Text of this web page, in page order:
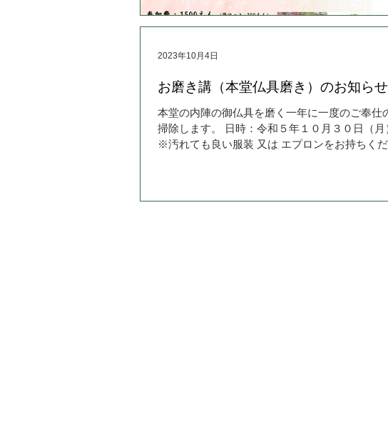
お磨き講（本堂仏具磨き）のお知ら
本堂の内陣の御仏具を磨く一年に一度のご奉仕
掃除します。 日時：令和５年１０月３０日（
※汚れても良い服装 又は エプロンをお持ちく
2023年10月4日